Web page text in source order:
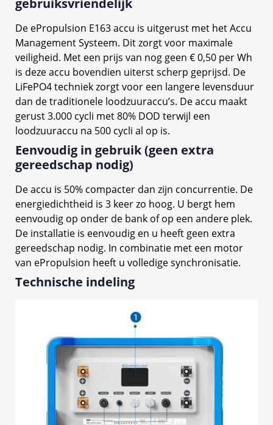
gebruiksvriendelijk
De ePropulsion E163 accu is uitgerust met het Accu
Management Systeem. Dit zorgt voor maximale
veiligheid. Met een prijs van nog geen € 0,50 per Wh
is deze accu bovendien uiterst scherp geprijsd. De
LiFePO4 techniek zorgt voor een langere levensduur
dan de traditionele loodzuuraccu’s. De accu maakt
gerust 3.000 cycli met 80% DOD terwijl een
loodzuuraccu na 500 cycli al op is.
Eenvoudig in gebruik (geen extra
gereedschap nodig)
De accu is 50% compacter dan zijn concurrentie. De
energiedichtheid is 3 keer zo hoog. U bergt hem
eenvoudig op onder de bank of op een andere plek.
De installatie is eenvoudig en u heeft geen extra
gereedschap nodig. In combinatie met een motor
van ePropulsion heeft u volledige synchronisatie.
Technische indeling